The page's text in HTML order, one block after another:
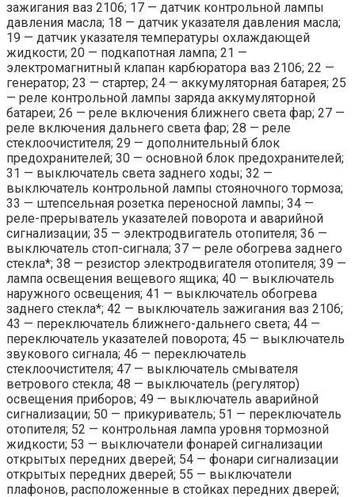
зажигания ваз 2106; 17 — датчик контрольной лампы
давления масла; 18 — датчик указателя давления масла;
19 — датчик указателя температуры охлаждающей
жидкости; 20 — подкапотная лампа; 21 —
электромагнитный клапан карбюратора ваз 2106; 22 —
генератор; 23 — стартер; 24 — аккумуляторная батарея; 25
— реле контрольной лампы заряда аккумуляторной
батареи; 26 — реле включения ближнего света фар; 27 —
реле включения дальнего света фар; 28 — реле
стеклоочистителя; 29 — дополнительный блок
предохранителей; 30 — основной блок предохранителей;
31 — выключатель света заднего ходы; 32 —
выключатель контрольной лампы стояночного тормоза;
33 — штепсельная розетка переносной лампы; 34 —
реле-прерыватель указателей поворота и аварийной
сигнализации; 35 — электродвигатель отопителя; 36 —
выключатель стоп-сигнала; 37 — реле обогрева заднего
стекла*; 38 — резистор электродвигателя отопителя; 39 —
лампа освещения вещевого ящика; 40 — выключатель
наружного освещения; 41 — выключатель обогрева
заднего стекла*; 42 — выключатель зажигания ваз 2106;
43 — переключатель ближнего-дальнего света; 44 —
переключатель указателей поворота; 45 — выключатель
звукового сигнала; 46 — переключатель
стеклоочистителя; 47 — выключатель смывателя
ветрового стекла; 48 — выключатель (регулятор)
освещения приборов; 49 — выключатель аварийной
сигнализации; 50 — прикуриватель; 51 — переключатель
отопителя; 52 — контрольная лампа уровня тормозной
жидкости; 53 — выключатели фонарей сигнализации
открытых передних дверей; 54 — фонари сигнализации
открытых передних дверей; 55 — выключатели
плафонов, расположенные в стойках передних дверей;